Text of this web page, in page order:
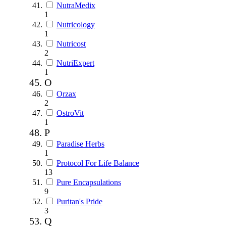
NutraMedix
1
Nutricology
1
Nutricost
2
NutriExpert
1
O
Orzax
2
OstroVit
1
P
Paradise Herbs
1
Protocol For Life Balance
13
Pure Encapsulations
9
Puritan's Pride
3
Q